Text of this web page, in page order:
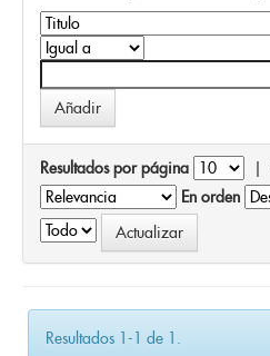
Resultados por página |
En orden
Resultados 1-1 de 1.